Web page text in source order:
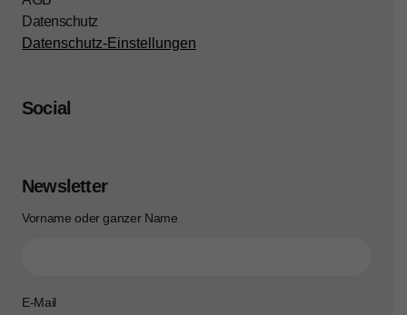
Datenschutz
Datenschutz-Einstellungen
Social
Newsletter
Vorname oder ganzer Name
E-Mail